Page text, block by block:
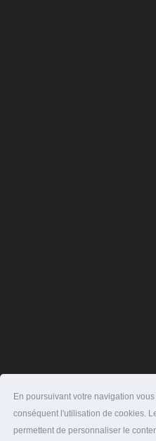
En poursuivant votre navigation
conséquent l'utilisation de cookies.
permettent de personnaliser le